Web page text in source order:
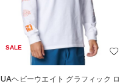
SALE
UAヘビーウエイト グラフィック ロ